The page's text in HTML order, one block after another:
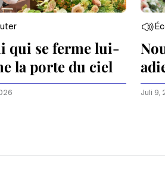
qui se ferme lui-
la porte du ciel
Juli 9,